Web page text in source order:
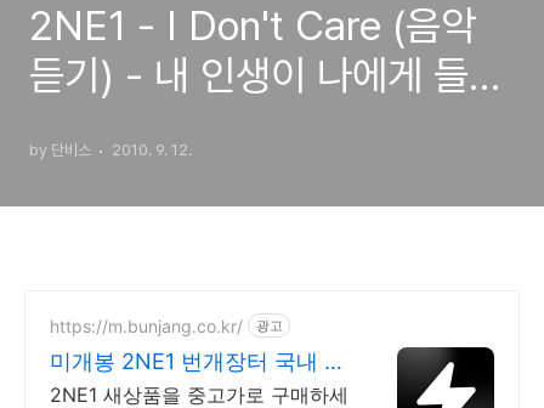
2NE1 - I Don't Care (음악
듣기) - 내 인생이 나에게 들려
by 단비스 2010. 9. 12.
https://m.bunjang.co.kr/ 광고
미개봉 2NE1 번개장터 국내 최
대 브랜드 중고거래
2NE1 새상품을 중고가로 구매하세